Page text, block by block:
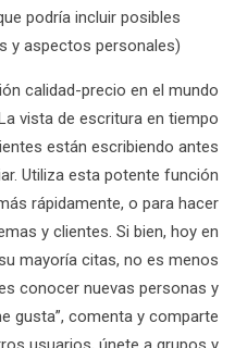
podría incluir posibles
y aspectos personales).
calidad-precio en el mundo
vista de escritura en tiempo
están escribiendo antes
Utiliza esta potente función
rápidamente, o para hacer
y clientes. Si bien, hoy en
mayoría citas, no es menos
conocer nuevas personas y
gusta”, comenta y comparte